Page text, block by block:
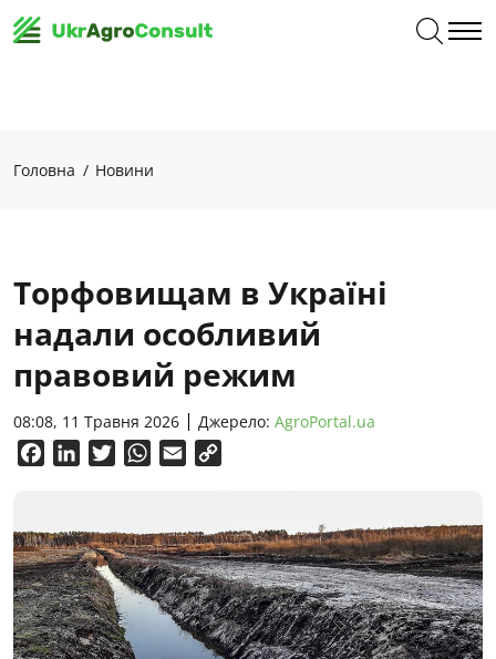
Головна Новини
Торфовищам в Україні
надали особливий
правовий режим
08:08, 11 Травня 2026 Джерело: AgroPortal.ua
FacebookLinkedInTwitterWhatsApp
Email